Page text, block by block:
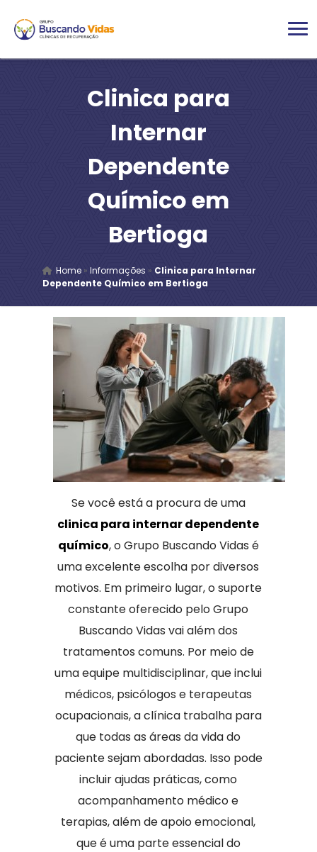
Clinica para
Internar
Dependente
Químico em
Bertioga
Home» Informações » Clinica para Internar
Dependente Químico em Bertioga
Se você está a procura de uma
clinica para internar dependente
químico, o Grupo Buscando Vidas é
uma excelente escolha por diversos
motivos. Em primeiro lugar, o suporte
constante oferecido pelo Grupo
Buscando Vidas vai além dos
tratamentos comuns. Por meio de
uma equipe multidisciplinar, que inclui
médicos, psicólogos e terapeutas
ocupacionais, a clínica trabalha para
que todas as áreas da vida do
paciente sejam abordadas. Isso pode
incluir ajudas práticas, como
acompanhamento médico e
terapias, além de apoio emocional,
que é uma parte essencial do